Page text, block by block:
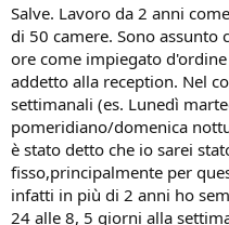
u
s
s
i
o
e
i
o
Salve. Lavoro da 2 anni
di 50 camere. Sono
ore come impiegato
addetto alla reception. Nel
settimanali (es. Lunedì
pomeridiano/domenica
è stato detto che io sarei
fisso,principalmente per
infatti in più di 2 anni ho
24 alle 8, 5 giorni alla